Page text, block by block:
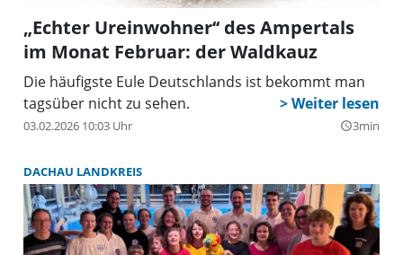
„Echter Ureinwohner‘‘ des Ampertals
im Monat Februar: der Waldkauz
Die häufigste Eule Deutschlands ist bekommt man
tagsüber nicht zu sehen.
03.02.2026 10:03 Uhr query_builder3min
DACHAU LANDKREIS